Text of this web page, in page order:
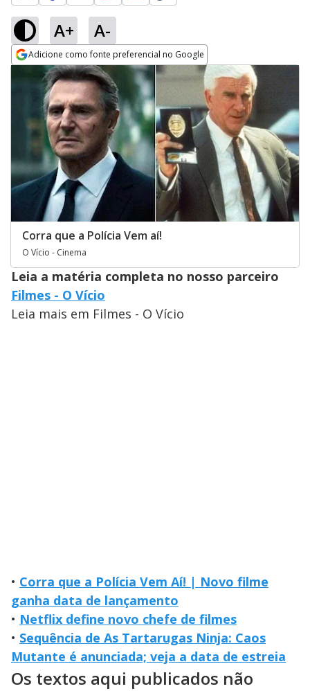
A+ A-
Adicione como fonte preferencial no Google
Opens in new window
Corra que a Polícia Vem aí!
O Vício - Cinema
Leia a matéria completa no nosso parceiro
Filmes - O Vício
Leia mais em Filmes - O Vício
• Corra que a Polícia Vem Aí! | Novo filme
ganha data de lançamento
• Netflix define novo chefe de filmes
• Sequência de As Tartarugas Ninja: Caos
Mutante é anunciada; veja a data de estreia
Os textos aqui publicados não